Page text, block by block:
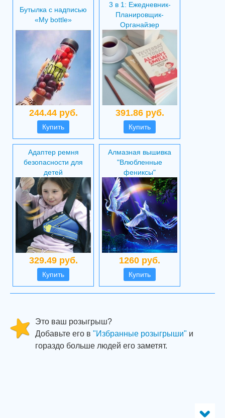
Бутылка с надписью
«My bottle»
244.44 руб.
Купить
3 в 1: Ежедневник-
Планировщик-
Органайзер
391.86 руб.
Купить
Адаптер ремня
безопасности для
детей
329.49 руб.
Купить
Алмазная вышивка
"Влюбленные
фениксы"
1260 руб.
Купить
Это ваш розыгрыш?
Добавьте его в "Избранные розыгрыши" и
гораздо больше людей его заметят.